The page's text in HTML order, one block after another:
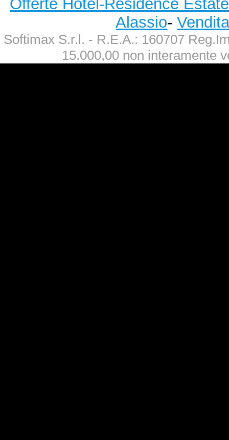
Offerte Hotel-Residence
Alassio-
Softimax S.r.l. - R.E.A.: 160707
15.000,00 non interamente